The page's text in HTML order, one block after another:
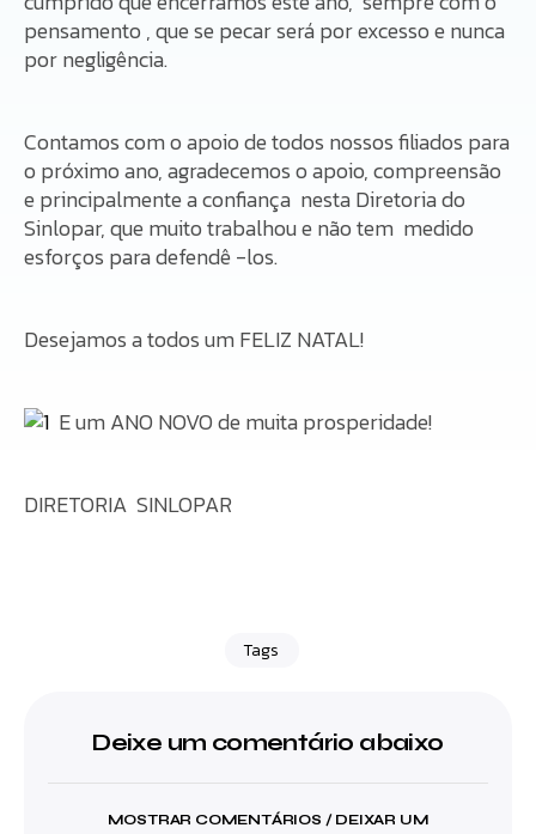
pensamento , que se pecar será por excesso e nunca
por negligência.
Contamos com o apoio de todos nossos filiados para
o próximo ano, agradecemos o apoio, compreensão
e principalmente a confiança nesta Diretoria do
Sinlopar, que muito trabalhou e não tem medido
esforços para defendê -los.
Desejamos a todos um FELIZ NATAL!
E um ANO NOVO de muita prosperidade!
DIRETORIA SINLOPAR
Tags
Deixe um comentário abaixo
MOSTRAR COMENTÁRIOS / DEIXAR UM